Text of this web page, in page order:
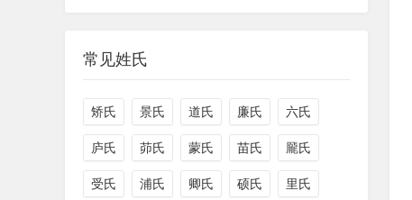
常见姓氏
矫氏 景氏 道氏 廉氏 六氏
庐氏 茆氏 蒙氏 苗氏 龎氏
受氏 浦氏 卿氏 硕氏 里氏